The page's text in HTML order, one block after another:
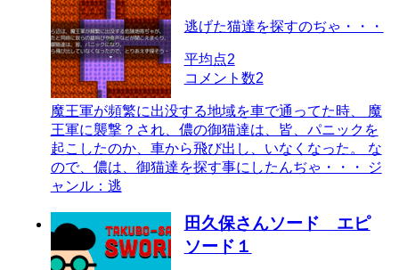
逃げた猫達を探すのぢゃ・・・
平均点2
コメント数2
魔王軍が頻繁に出没する地域を車で通ってた時、 魔
王軍に襲撃？され、儂の御猫達は、皆、パニックを
起こしたのか、車から飛び出し、いなくなった。 な
ので、儂は、御猫達を探す事にしたんぢゃ・・・ ジ
ャンル：逃
田久保さんソード エピ
ソード１